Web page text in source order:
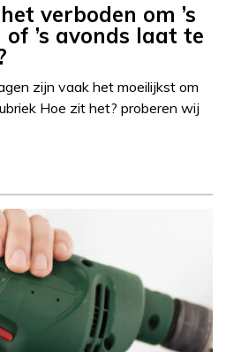
verboden om ’s
’s avonds laat te
zijn vaak het moeilijkst om
Hoe zit het? proberen wij